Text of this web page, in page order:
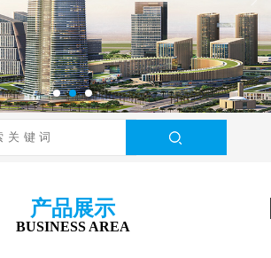
产品展示
BUSINESS AREA